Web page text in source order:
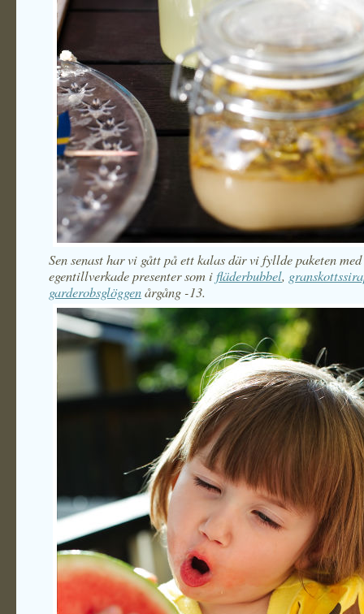
Sen senast har vi gått på ett kalas där vi fyllde paketen med
egentillverkade presenter som ifläderbubbel,
garderobsglöggenårgång -13.